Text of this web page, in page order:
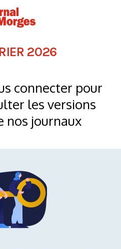
2026
connecter pour
les versions
nos journaux